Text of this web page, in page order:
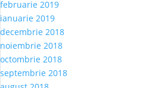
februarie 2019
ianuarie 2019
decembrie 2018
noiembrie 2018
octombrie 2018
septembrie 2018